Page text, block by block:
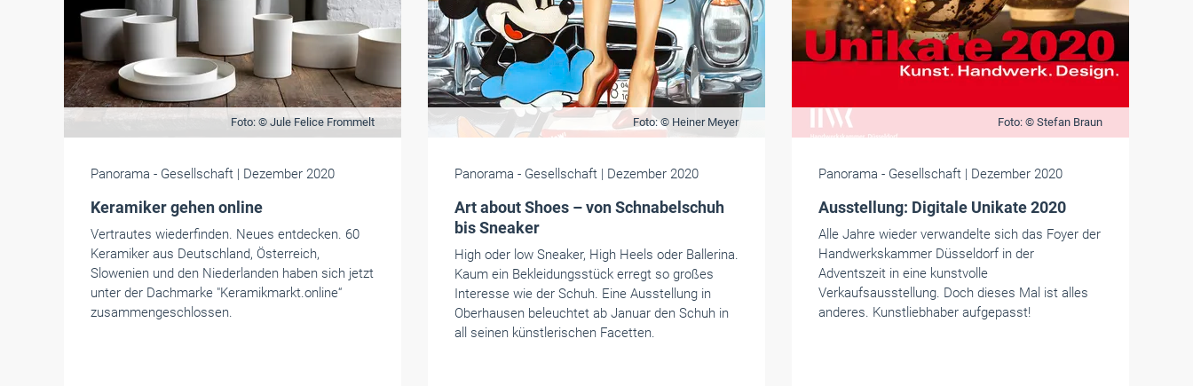
Foto: © Jule Felice Frommelt
Panorama - Gesellschaft | Dezember 2020
Keramiker gehen online
Vertrautes wiederfinden. Neues entdecken. 60
Keramiker aus Deutschland, Österreich,
Slowenien und den Niederlanden haben sich jetzt
unter der Dachmarke "Keramikmarkt.online“
zusammengeschlossen.
Foto: © Heiner Meyer
Panorama - Gesellschaft | Dezember 2020
Art about Shoes – von Schnabelschuh
bis Sneaker
High oder low Sneaker, High Heels oder Ballerina.
Kaum ein Bekleidungsstück erregt so großes
Interesse wie der Schuh. Eine Ausstellung in
Oberhausen beleuchtet ab Januar den Schuh in
all seinen künstlerischen Facetten.
Foto: © Stefan Braun
Panorama - Gesellschaft | Dezember 2020
Ausstellung: Digitale Unikate 2020
Alle Jahre wieder verwandelte sich das Foyer der
Handwerkskammer Düsseldorf in der
Adventszeit in eine kunstvolle
Verkaufsausstellung. Doch dieses Mal ist alles
anderes. Kunstliebhaber aufgepasst!